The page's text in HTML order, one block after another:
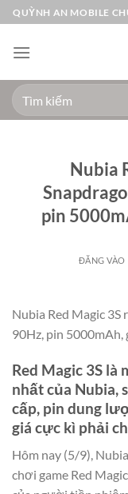
Bỏ
qua
nội
QUỲNH AN MOBILE
Tìm
kiếm:
Nubia
pin
ĐĂNG VÀO
Nubia Red Magic 3S
90Hz, pin
Red Magic 3S
nhất của Nubia,
cấp, pin dung
giá cực kì phải
Hôm nay (5/9),
chơi game Red